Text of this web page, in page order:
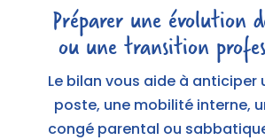
Préparer une évolution
ou une transition
Le bilan vous aide à anticiper
poste, une mobilité interne,
congé parental ou